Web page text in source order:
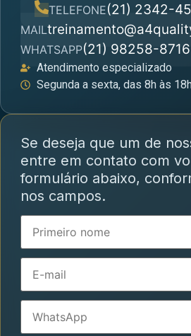
TELEFONE(21) 2342-
MAIL
WHATSAPP(21) 98258-8716
Atendimento especializado
Segunda a sexta, das 8h às
Se deseja que um de
entre em contato com
formulário abaixo,
nos campos.